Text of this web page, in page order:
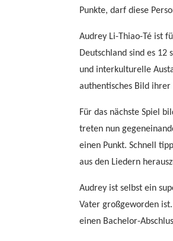
Punkte, darf diese
Audrey Li-Thiao-Té ist
Deutschland sind es
und interkulturelle
authentisches Bild
Für das nächste Spiel
treten nun
einen Punkt. Schnell
aus den Liedern
Audrey ist selbst ein
Vater großgeworden
einen Bachelor-